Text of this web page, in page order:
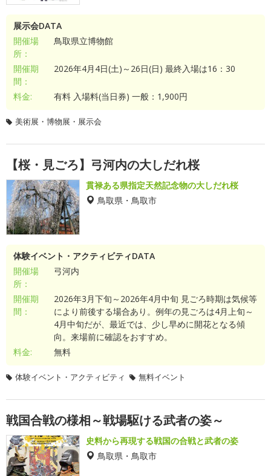
展示会DATA
開催場
所：
鳥取県立博物館
開催期
間：
2026年4月4日(土)～26日(日) 最終入場は16：30
料金: 有料 入場料(当日券) 一般：1,900円
美術展・博物展・展示会
【桜・見ごろ】弓河内の大しだれ桜
貫禄ある県指定天然記念物の大しだれ桜
鳥取県・鳥取市
体験イベント・アクティビティDATA
開催場
所：
弓河内
開催期
間：
2026年3月下旬～2026年4月中旬 見ごろ時期は気候等
により前後する場合あり。例年の見ごろは4月上旬～
4月中旬だが、最近では、少し早めに開花となる傾
向。来場前に確認をおすすめ。
料金:
無料
体験イベント・アクティビティ 無料イベント
戦国合戦の様相～戦場駆ける武者の姿～
史料から再現する戦国の合戦と武者の姿
鳥取県・鳥取市